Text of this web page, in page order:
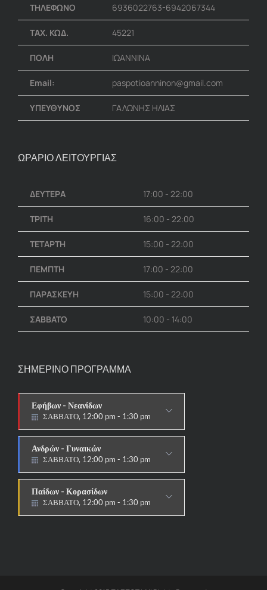
ΤΗΛΕΦΩΝΟ 6936022763-6942067344
ΤΑΧ. ΚΩΔ. 45221
ΠΟΛΗ ΙΩΑΝΝΙΝΑ
Email: paspotioanninon@gmail.com
ΥΠΕΥΘΥΝΟΣ ΓΑΛΩΝΗΣ ΗΛΙΑΣ
ΩΡΑΡΙΟ ΛΕΙΤΟΥΡΓΙΑΣ
ΔΕΥΤΕΡΑ 17:00 - 22:00
ΤΡΙΤΗ 16:00 - 22:00
ΤΕΤΑΡΤΗ 15:00 - 22:00
ΠΕΜΠΤΗ 17:00 - 22:00
ΠΑΡΑΣΚΕΥΗ 15:00 - 22:00
ΣΑΒΒΑΤΟ 10:00 - 14:00
ΣΗΜΕΡΙΝΟ ΠΡΟΓΡΑΜΜΑ
Εφήβων - Νεανίδων
ΣΑΒΒΑΤΟ, 12:00 pm - 1:30 pm
Ανδρών - Γυναικών
ΣΑΒΒΑΤΟ, 12:00 pm - 1:30 pm
Παίδων - Κορασίδων
ΣΑΒΒΑΤΟ, 12:00 pm - 1:30 pm